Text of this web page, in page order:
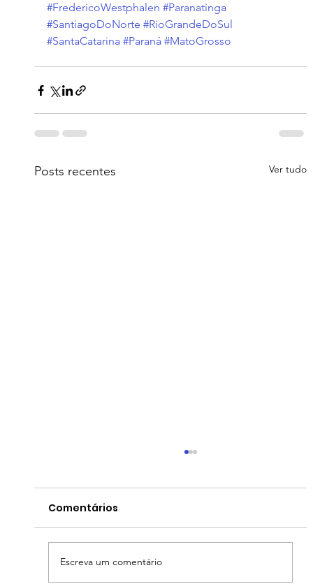
#FredericoWestphalen #Paranatinga
#SantiagoDoNorte #RioGrandeDoSul
#SantaCatarina #Paraná #MatoGrosso
Posts recentes Ver tudo
Comentários
Escreva um comentário